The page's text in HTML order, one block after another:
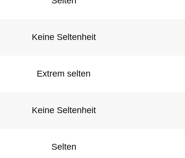
Keine Seltenheit
Extrem selten
Keine Seltenheit
Selten